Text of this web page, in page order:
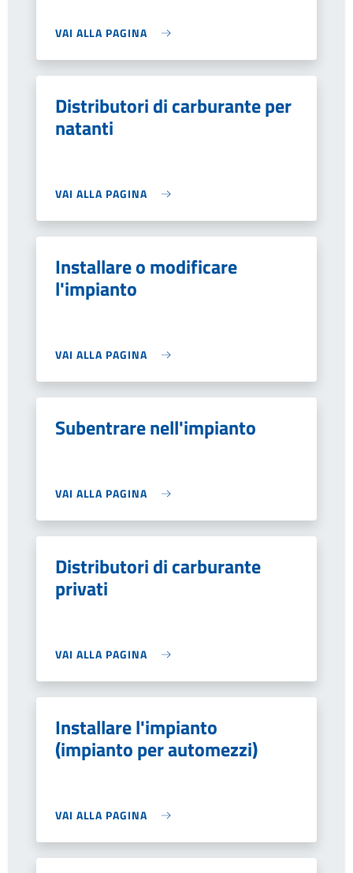
VAI ALLA PAGINA
Distributori di carburante per
natanti
VAI ALLA PAGINA
Installare o modificare
l'impianto
VAI ALLA PAGINA
Subentrare nell'impianto
VAI ALLA PAGINA
Distributori di carburante
privati
VAI ALLA PAGINA
Installare l'impianto
(impianto per automezzi)
VAI ALLA PAGINA